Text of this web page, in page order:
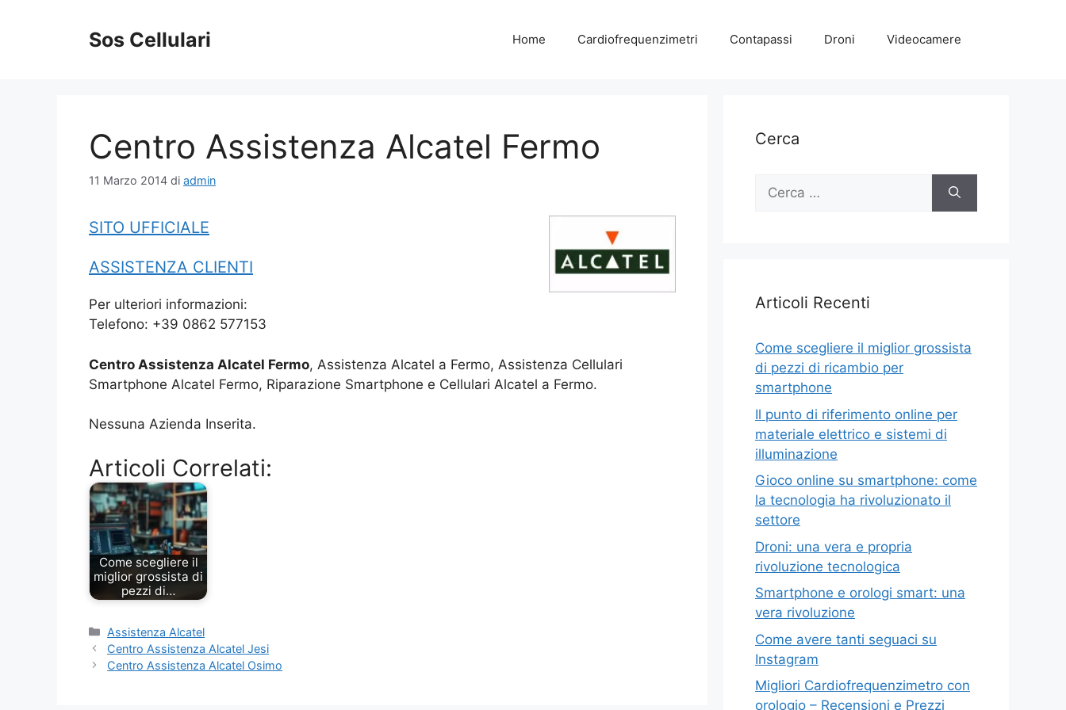
Sos Cellulari Home Cardiofrequenzimetri Contapassi Droni Videocamere
Centro Assistenza Alcatel Fermo
11 Marzo 2014 di admin
SITO UFFICIALE
ASSISTENZA CLIENTI
Per ulteriori informazioni:
Telefono: +39 0862 577153
Centro Assistenza Alcatel Fermo, Assistenza Alcatel a Fermo, Assistenza Cellulari
Smartphone Alcatel Fermo, Riparazione Smartphone e Cellulari Alcatel a Fermo.
Nessuna Azienda Inserita.
Articoli Correlati:
Come scegliere il
miglior grossista di
pezzi di…
Categorie
Assistenza Alcatel
Centro Assistenza Alcatel Jesi
Centro Assistenza Alcatel Osimo
Cerca
Ricerca
Articoli Recenti
Come scegliere il miglior grossista
di pezzi di ricambio per
smartphone
Il punto di riferimento online per
materiale elettrico e sistemi di
illuminazione
Gioco online su smartphone: come
la tecnologia ha rivoluzionato il
settore
Droni: una vera e propria
rivoluzione tecnologica
Smartphone e orologi smart: una
vera rivoluzione
Come avere tanti seguaci su
Instagram
Migliori Cardiofrequenzimetro con
orologio – Recensioni e Prezzi